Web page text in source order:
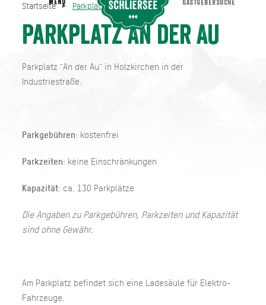
Startseite Parkplatz An der Au
Parkplatz An der Au
Parkplatz "An der Au" in Holzkirchen in der
Industriestraße.
Parkgebühren: kostenfrei
Parkzeiten: keine Einschränkungen
Kapazität: ca. 130 Parkplätze
Die Angaben zu Parkgebühren, Parkzeiten und Kapazität
sind ohne Gewähr.
Am Parkplatz befindet sich eine Ladesäule für Elektro-
Fahrzeuge.
Startseite Parkplatz An der Au
MENU GASTGEBERSUCHE